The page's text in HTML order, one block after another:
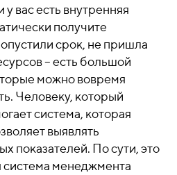
вас есть внутренняя
получите
срок, не пришла
– есть большой
можно вовремя
Человеку, который
система, которая
выявлять
показателей. По сути, это
система менеджмента